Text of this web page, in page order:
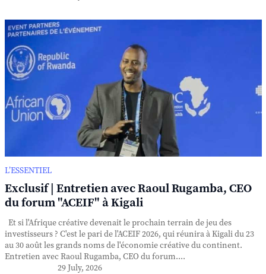
L’ESSENTIEL
Exclusif | Entretien avec Raoul Rugamba, CEO
du forum "ACEIF" à Kigali
Et si l'Afrique créative devenait le prochain terrain de jeu des
investisseurs ? C'est le pari de l'ACEIF 2026, qui réunira à Kigali du 23
au 30 août les grands noms de l'économie créative du continent.
Entretien avec Raoul Rugamba, CEO du forum....
29 July, 2026